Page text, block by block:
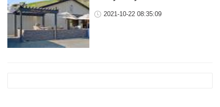
2021-10-22 08:35:09